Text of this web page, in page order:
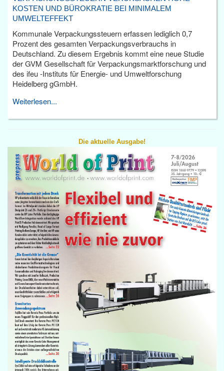
KOSTEN UND BÜROKRATIE BEI MINIMALEM
UMWELTEFFEKT
Kommunale Verpackungssteuern erfassen lediglich 0,7
Prozent des gesamten Verpackungsverbrauchs in
Deutschland. Zu diesem Ergebnis kommt eine neue Studie
der GVM Gesellschaft für Verpackungsmarktforschung und
des ifeu -Instituts für Energie- und Umweltforschung
Heidelberg gGmbH.
Weiterlesen...
Die aktuelle Ausgabe!